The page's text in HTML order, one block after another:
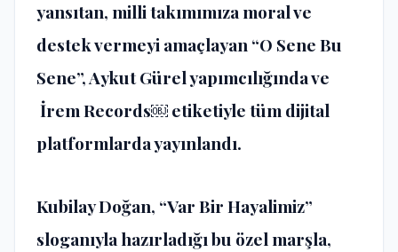
yansıtan, milli takımımıza moral ve
destek vermeyi amaçlayan “O Sene Bu
Sene”, Aykut Gürel yapımcılığında ve
İrem Records⁠￼ etiketiyle tüm dijital
platformlarda yayınlandı.
Kubilay Doğan, “Var Bir Hayalimiz”
sloganıyla hazırladığı bu özel marşla,